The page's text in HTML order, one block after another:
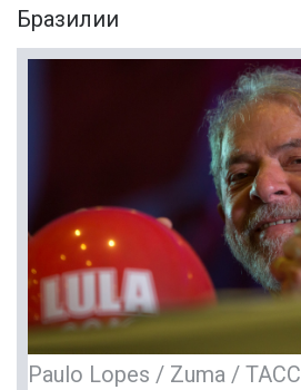
Бразилии
Paulo Lopes / Zuma / ТАСС